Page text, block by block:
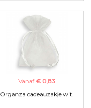
Vanaf € 0,83
Organza cadeauzakje wit.